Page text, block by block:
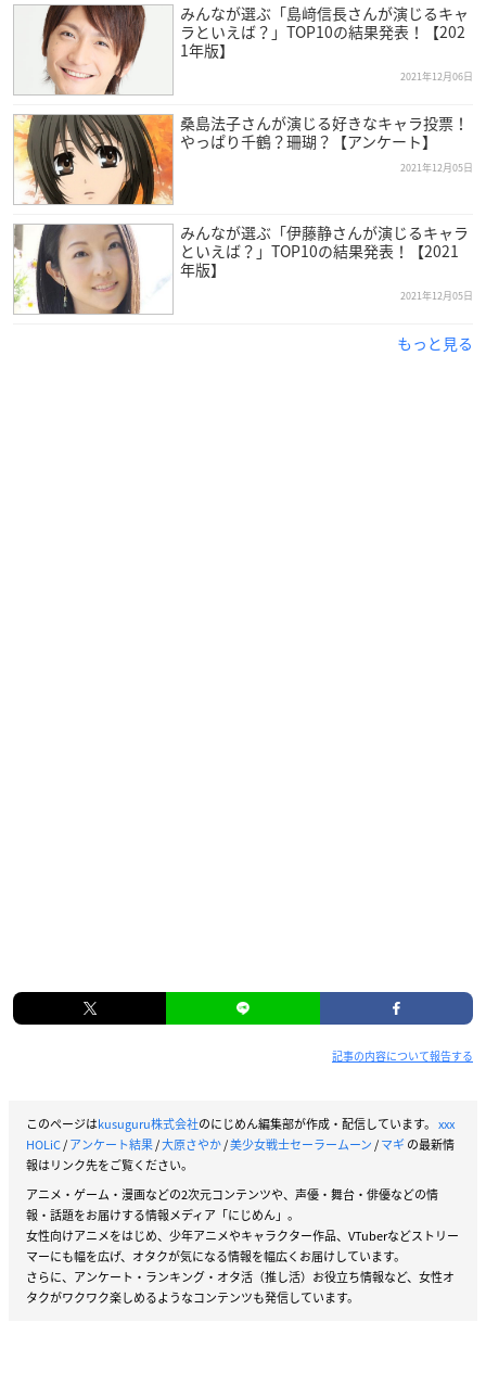
大原さんは神奈川県出身で現在東京俳優生活協同組合に所属し
ており、今年で46歳を迎えます。
子供の頃から芝居が好きで、中高6年間は演劇部に所属してい
た大原さん。
CDドラマなどを聴かせてくれた弟の影響で、声優という職業を
みんなが選ぶ「島﨑信長さんが演じるキャ
ラといえば？」TOP10の結果発表！【202
1年版】
2021年12月06日
桑島法子さんが演じる好きなキャラ投票！
やっぱり千鶴？珊瑚？【アンケート】
2021年12月05日
みんなが選ぶ「伊藤静さんが演じるキャラ
といえば？」TOP10の結果発表！【2021
年版】
2021年12月05日
もっと見る
記事の内容について報告する
このページはkusuguru株式会社のにじめん編集部が作成・配信しています。 xxx
HOLiC/アンケート結果/大原さやか/美少女戦士セーラームーン/マギの最新情
報はリンク先をご覧ください。
アニメ・ゲーム・漫画などの2次元コンテンツや、声優・舞台・俳優などの情
報・話題をお届けする情報メディア「にじめん」。
女性向けアニメをはじめ、少年アニメやキャラクター作品、VTuberなどストリー
マーにも幅を広げ、オタクが気になる情報を幅広くお届けしています。
さらに、アンケート・ランキング・オタ活（推し活）お役立ち情報など、女性オ
タクがワクワク楽しめるようなコンテンツも発信しています。